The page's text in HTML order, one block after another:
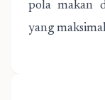
pola makan
yang